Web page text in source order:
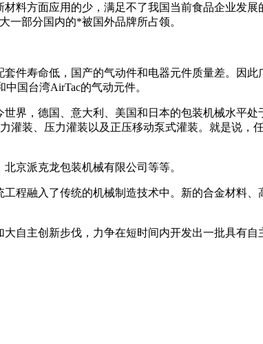
料方面应用的少，满足不了我国当前食品企业发
一部分国内的*被国外品牌所占领。
套件寿命低，国产的气动件和电器元件质量差。因此
国台湾AirTac的气动元件。
界，德国、意大利、美国和日本的包装机械水平处
灌装 压力灌装 以及正压移动泵式灌装。就是说，
北京派克龙包装机械有限公司等等。
工程融入了传统的机械制造技术中。新的合金材料、
大自主创新步伐，力争在短时间内开发出一批具有